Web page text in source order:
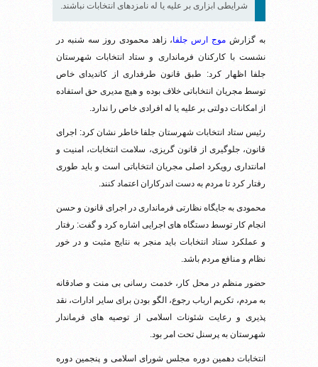
شرایطی ابزاری بر علیه یا له نامزدهای انتخابات نباشند.
به گزارش موج ارس جلفا، زاهد محمودی روز سه شنبه در
نشست با کارکنان فرمانداری و ستاد انتخابات شهرستان
جلفا اظهار کرد: طبق قانون طرفداری از کاندیدای خاص
توسط مجریان انتخاباتی خلاف بوده و هیچ مدیری حق استفاده
از امکانات دولتی بر علیه یا له افرادی خاص را ندارد.
رئیس ستاد انتخابات شهرستان جلفا خاطر نشان کرد: اجرای
قانون، جلوگیری از قانون گریزی، سلامت انتخابات، امنیت و
امانتداری رویکرد اصلی مجریان انتخاباتی است و باید طوری
رفتار کرد تا مردم به دست اندرکاران اعتماد کنند.
محمودی به جایگاه نظارتی فرمانداری در اجرای قانون و حسن
انجام کار توسط دستگاه های اجرایی اشاره کرد و گفت: رفتار
و عملکرد ستاد انتخابات باید منجر به نتایج مثبت و در خور
نظام و منافع مردم باشد.
حضور منظم در محل کار، خدمت رسانی بی منت و صادقانه
به مردم، تکریم ارباب رجوع، الگو بودن برای سایر ادارات، نقد
پذیری و رعایت شئونات اسلامی از توصیه های فرماندار
شهرستان به پرسنل تحت امر بود.
انتخابات دهمین دوره مجلس شورای اسلامی و پنجمین دوره